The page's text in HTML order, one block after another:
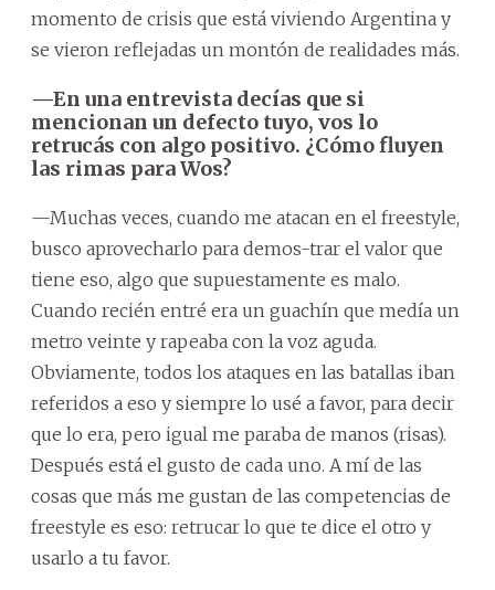
momento de crisis que está viviendo Argentina y
se vieron reflejadas un montón de realidades más.
—En una entrevista decías que si
mencionan un defecto tuyo, vos lo
retrucás con algo positivo. ¿Cómo fluyen
las rimas para Wos?
—Muchas veces, cuando me atacan en el freestyle,
busco aprovecharlo para demos-trar el valor que
tiene eso, algo que supuestamente es malo.
Cuando recién entré era un guachín que medía un
metro veinte y rapeaba con la voz aguda.
Obviamente, todos los ataques en las batallas iban
referidos a eso y siempre lo usé a favor, para decir
que lo era, pero igual me paraba de manos (risas).
Después está el gusto de cada uno. A mí de las
cosas que más me gustan de las competencias de
freestyle es eso: retrucar lo que te dice el otro y
usarlo a tu favor.